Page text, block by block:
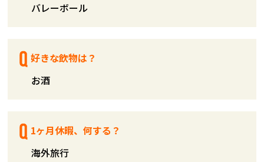
バレーボール
好きな飲物は？
お酒
1ヶ月休暇、何する？
海外旅行